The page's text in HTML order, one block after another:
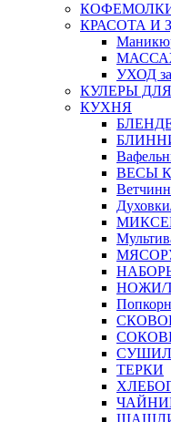
КРАСОТА И
УХОД
КУЛЕРЫ
КУХНЯ
ВЕСЫ
НОЖИ/
ТЕРКИ